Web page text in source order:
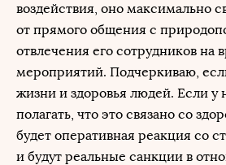
воздействия, оно максимально
от прямого общения с
отвлечения его сотрудников на
мероприятий. Подчеркиваю,
жизни и здоровья людей. Если у
полагать, что это связано со
будет оперативная реакция со
и будут реальные санкции в